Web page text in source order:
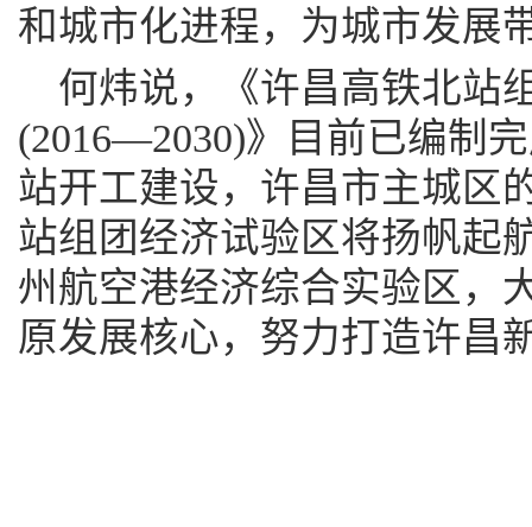
和城市化进程，为城市发展
何炜说，《许昌高铁北站
(2016—2030)》目前已编制
站开工建设，许昌市主城
站组团经济试验区将扬帆起
州航空港经济综合实验区，
原发展核心，努力打造许昌